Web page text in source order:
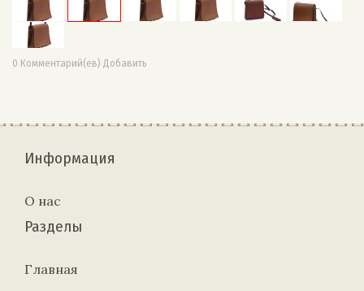
0 Комментарий(ев) Добавить
Информация
О нас
Разделы
Главная